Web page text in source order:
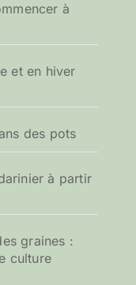
à
et en hiver
des pots
à partir
graines :
culture